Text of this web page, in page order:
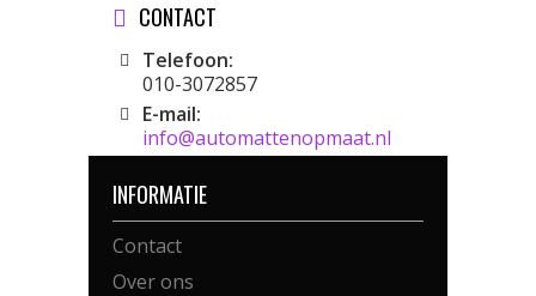
CONTACT
Telefoon:
010-3072857
E-mail:
info@automattenopmaat.nl
INFORMATIE
Contact
Over ons